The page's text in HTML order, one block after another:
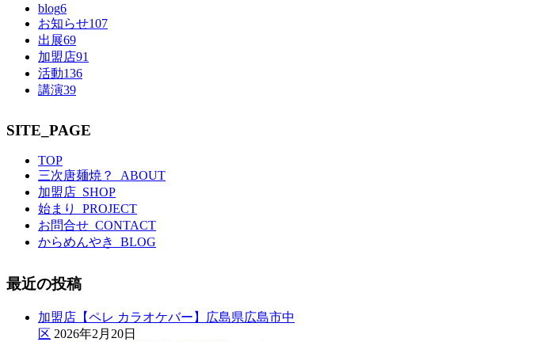
blog6
お知らせ107
出展69
加盟店91
活動136
講演39
SITE_PAGE
TOP
三次唐麺焼？_ABOUT
加盟店_SHOP
始まり_PROJECT
お問合せ_CONTACT
からめんやき_BLOG
最近の投稿
加盟店【ペレ カラオケバー】広島県広島市中
区 2026年2月20日